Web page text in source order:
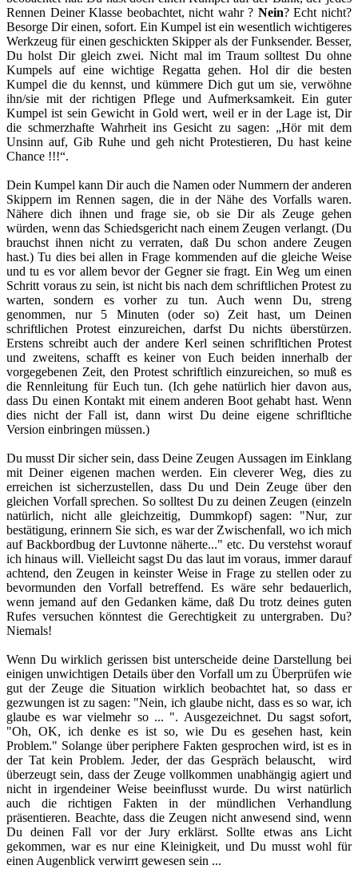
Rennen Deiner Klasse beobachtet, nicht wahr ? Nein? Echt nicht?
Besorge Dir einen, sofort. Ein Kumpel ist ein wesentlich wichtigeres
Werkzeug für einen geschickten Skipper als der Funksender. Besser,
Du holst Dir gleich zwei. Nicht mal im Traum solltest Du ohne
Kumpels auf eine wichtige Regatta gehen. Hol dir die besten
Kumpel die du kennst, und kümmere Dich gut um sie, verwöhne
ihn/sie mit der richtigen Pflege und Aufmerksamkeit. Ein guter
Kumpel ist sein Gewicht in Gold wert, weil er in der Lage ist, Dir
die schmerzhafte Wahrheit ins Gesicht zu sagen: „Hör mit dem
Unsinn auf, Gib Ruhe und geh nicht Protestieren, Du hast keine
Chance !!!“.
Dein Kumpel kann Dir auch die Namen oder Nummern der anderen
Skippern im Rennen sagen, die in der Nähe des Vorfalls waren.
Nähere dich ihnen und frage sie, ob sie Dir als Zeuge gehen
würden, wenn das Schiedsgericht nach einem Zeugen verlangt. (Du
brauchst ihnen nicht zu verraten, daß Du schon andere Zeugen
hast.) Tu dies bei allen in Frage kommenden auf die gleiche Weise
und tu es vor allem bevor der Gegner sie fragt. Ein Weg um einen
Schritt voraus zu sein, ist nicht bis nach dem schriftlichen Protest zu
warten, sondern es vorher zu tun. Auch wenn Du, streng
genommen, nur 5 Minuten (oder so) Zeit hast, um Deinen
schriftlichen Protest einzureichen, darfst Du nichts überstürzen.
Erstens schreibt auch der andere Kerl seinen schrifltichen Protest
und zweitens, schafft es keiner von Euch beiden innerhalb der
vorgegebenen Zeit, den Protest schriftlich einzureichen, so muß es
die Rennleitung für Euch tun. (Ich gehe natürlich hier davon aus,
dass Du einen Kontakt mit einem anderen Boot gehabt hast. Wenn
dies nicht der Fall ist, dann wirst Du deine eigene schrifltiche
Version einbringen müssen.)
Du musst Dir sicher sein, dass Deine Zeugen Aussagen im Einklang
mit Deiner eigenen machen werden. Ein cleverer Weg, dies zu
erreichen ist sicherzustellen, dass Du und Dein Zeuge über den
gleichen Vorfall sprechen. So solltest Du zu deinen Zeugen (einzeln
natürlich, nicht alle gleichzeitig, Dummkopf) sagen: "Nur, zur
bestätigung, erinnern Sie sich, es war der Zwischenfall, wo ich mich
auf Backbordbug der Luvtonne näherte..." etc. Du verstehst worauf
ich hinaus will. Vielleicht sagst Du das laut im voraus, immer darauf
achtend, den Zeugen in keinster Weise in Frage zu stellen oder zu
bevormunden den Vorfall betreffend. Es wäre sehr bedauerlich,
wenn jemand auf den Gedanken käme, daß Du trotz deines guten
Rufes versuchen könntest die Gerechtigkeit zu untergraben. Du?
Niemals!
Wenn Du wirklich gerissen bist unterscheide deine Darstellung bei
einigen unwichtigen Details über den Vorfall um zu Überprüfen wie
gut der Zeuge die Situation wirklich beobachtet hat, so dass er
gezwungen ist zu sagen: "Nein, ich glaube nicht, dass es so war, ich
glaube es war vielmehr so ... ". Ausgezeichnet. Du sagst sofort,
"Oh, OK, ich denke es ist so, wie Du es gesehen hast, kein
Problem." Solange über periphere Fakten gesprochen wird, ist es in
der Tat kein Problem. Jeder, der das Gespräch belauscht, wird
überzeugt sein, dass der Zeuge vollkommen unabhängig agiert und
nicht in irgendeiner Weise beeinflusst wurde. Du wirst natürlich
auch die richtigen Fakten in der mündlichen Verhandlung
präsentieren. Beachte, dass die Zeugen nicht anwesend sind, wenn
Du deinen Fall vor der Jury erklärst. Sollte etwas ans Licht
gekommen, war es nur eine Kleinigkeit, und Du musst wohl für
einen Augenblick verwirrt gewesen sein ...